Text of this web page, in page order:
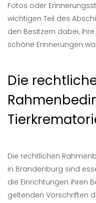
Fotos oder
wichtigen Teil des
den Besitzern dabei,
schöne Erinnerungen
Die
Die rechtlichen
in Brandenburg sind
die Einrichtungen ihren
geltenden Vorschriften